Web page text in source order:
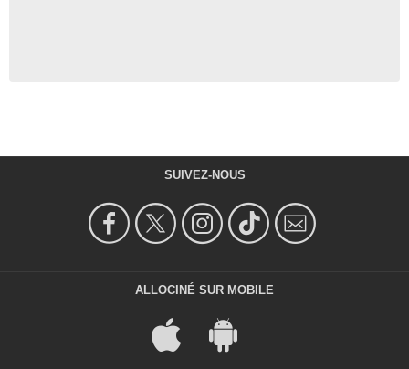
SUIVEZ-NOUS
ALLOCINÉ SUR MOBILE